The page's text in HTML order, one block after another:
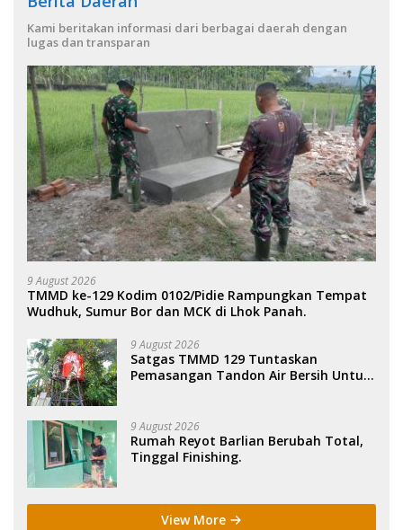
Kami beritakan informasi dari berbagai daerah dengan
lugas dan transparan
9 August 2026
TMMD ke-129 Kodim 0102/Pidie Rampungkan Tempat
Wudhuk, Sumur Bor dan MCK di Lhok Panah.
9 August 2026
Satgas TMMD 129 Tuntaskan
Pemasangan Tandon Air Bersih Untuk
9 August 2026
Rumah Reyot Barlian Berubah Total,
Tinggal Finishing.
View More